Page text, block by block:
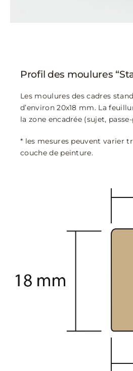
Profil des moulures
Les moulures des cadres
d’environ 20x18 mm. La
la zone encadrée (sujet,
* les mesures peuvent varier
couche de peinture.